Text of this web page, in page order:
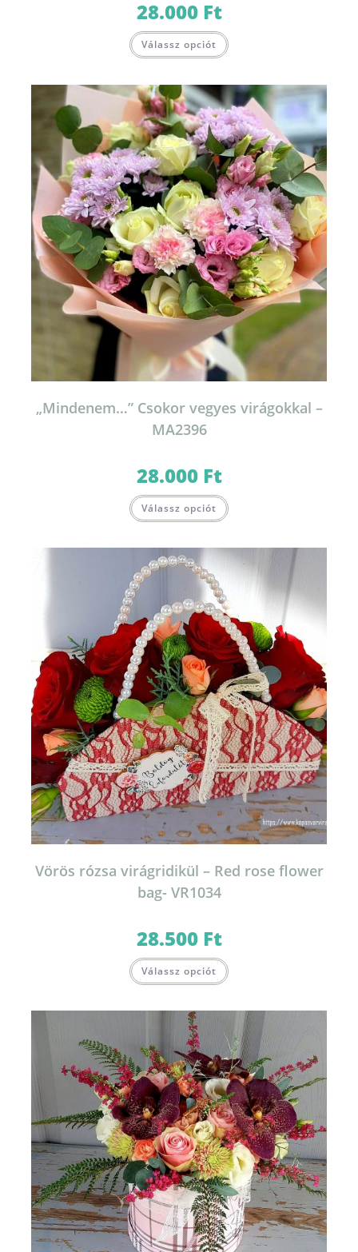
28.000 Ft
Válassz opciót
„Mindenem…” Csokor vegyes virágokkal –
MA2396
28.000 Ft
Válassz opciót
Vörös rózsa virágridikül – Red rose flower
bag- VR1034
28.500 Ft
Válassz opciót